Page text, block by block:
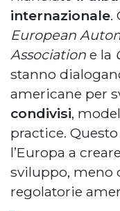
internazionale.
European
Association e la
stanno
americane per
condivisi,
practice.
l’Europa a
sviluppo, meno
regolatorie